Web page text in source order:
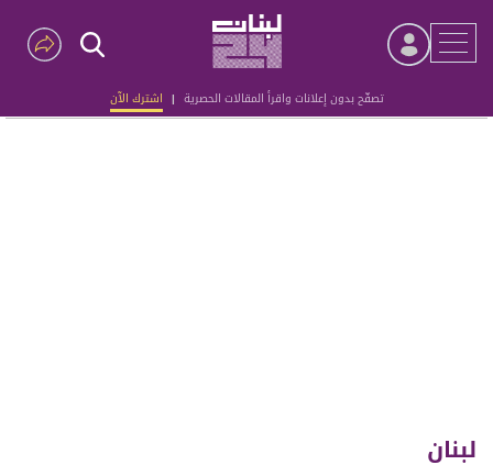
تصفّح بدون إعلانات واقرأ المقالات الحصرية | اشترك الآن
Advertisement
لبنان